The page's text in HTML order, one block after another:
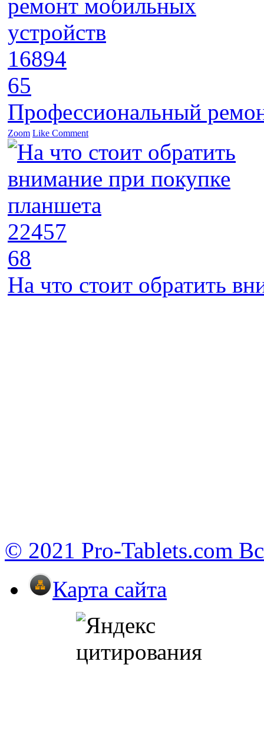
16894
65
Профессиональный
Zoom Like Comment
22457
68
На что стоит обратить
© 2021 Pro-Tablets.com
Карта сайта